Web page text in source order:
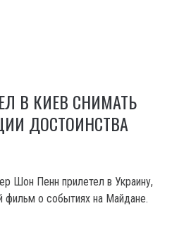
В КИЕВ СНИМАТЬ
ДОСТОИНСТВА
Шон Пенн прилетел в Украину,
фильм о событиях на Майдане.